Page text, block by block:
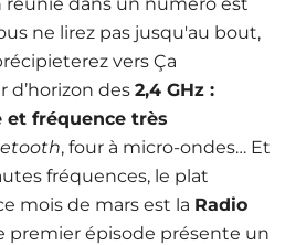
ne lirez pas jusqu'au bout,
vers Ça
des 2,4 GHz :
et fréquence très
, four à micro-ondes… Et
fréquences, le plat
mois de mars est la Radio
premier épisode présente un